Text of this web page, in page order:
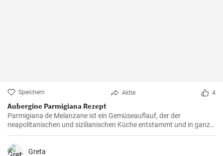
Speichern Aktie 4
Aubergine Parmigiana Rezept
Parmigiana de Melanzane ist ein Gemüseauflauf, der der
neapolitanischen und sizilianischen Küche entstammt und in ganz
Süditalien verbreitet ist. Melanzane - deutsch sind Auberginen
welche mit Parmesan Käse und Mozzarella überbacken werden.
Greta